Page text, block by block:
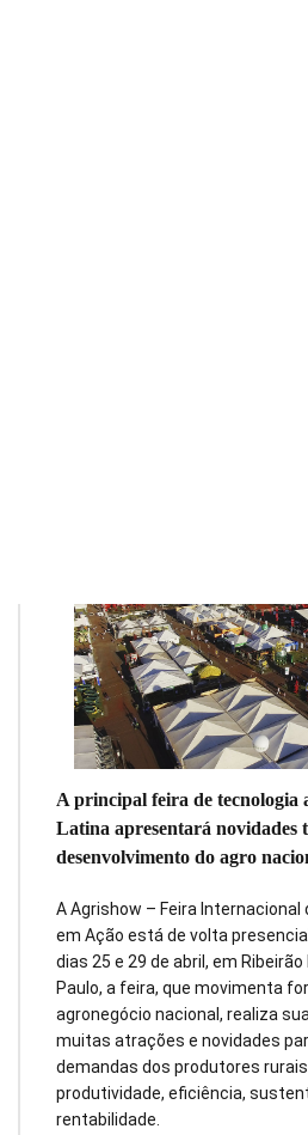
A principal feira de tecnologia
Latina apresentará novidades
desenvolvimento do agro
A Agrishow – Feira Internacional
em Ação está de volta
dias 25 e 29 de abril, em
Paulo, a feira, que movimenta
agronegócio nacional, realiza
muitas atrações e novidades
demandas dos produtores
produtividade, eficiência,
rentabilidade.